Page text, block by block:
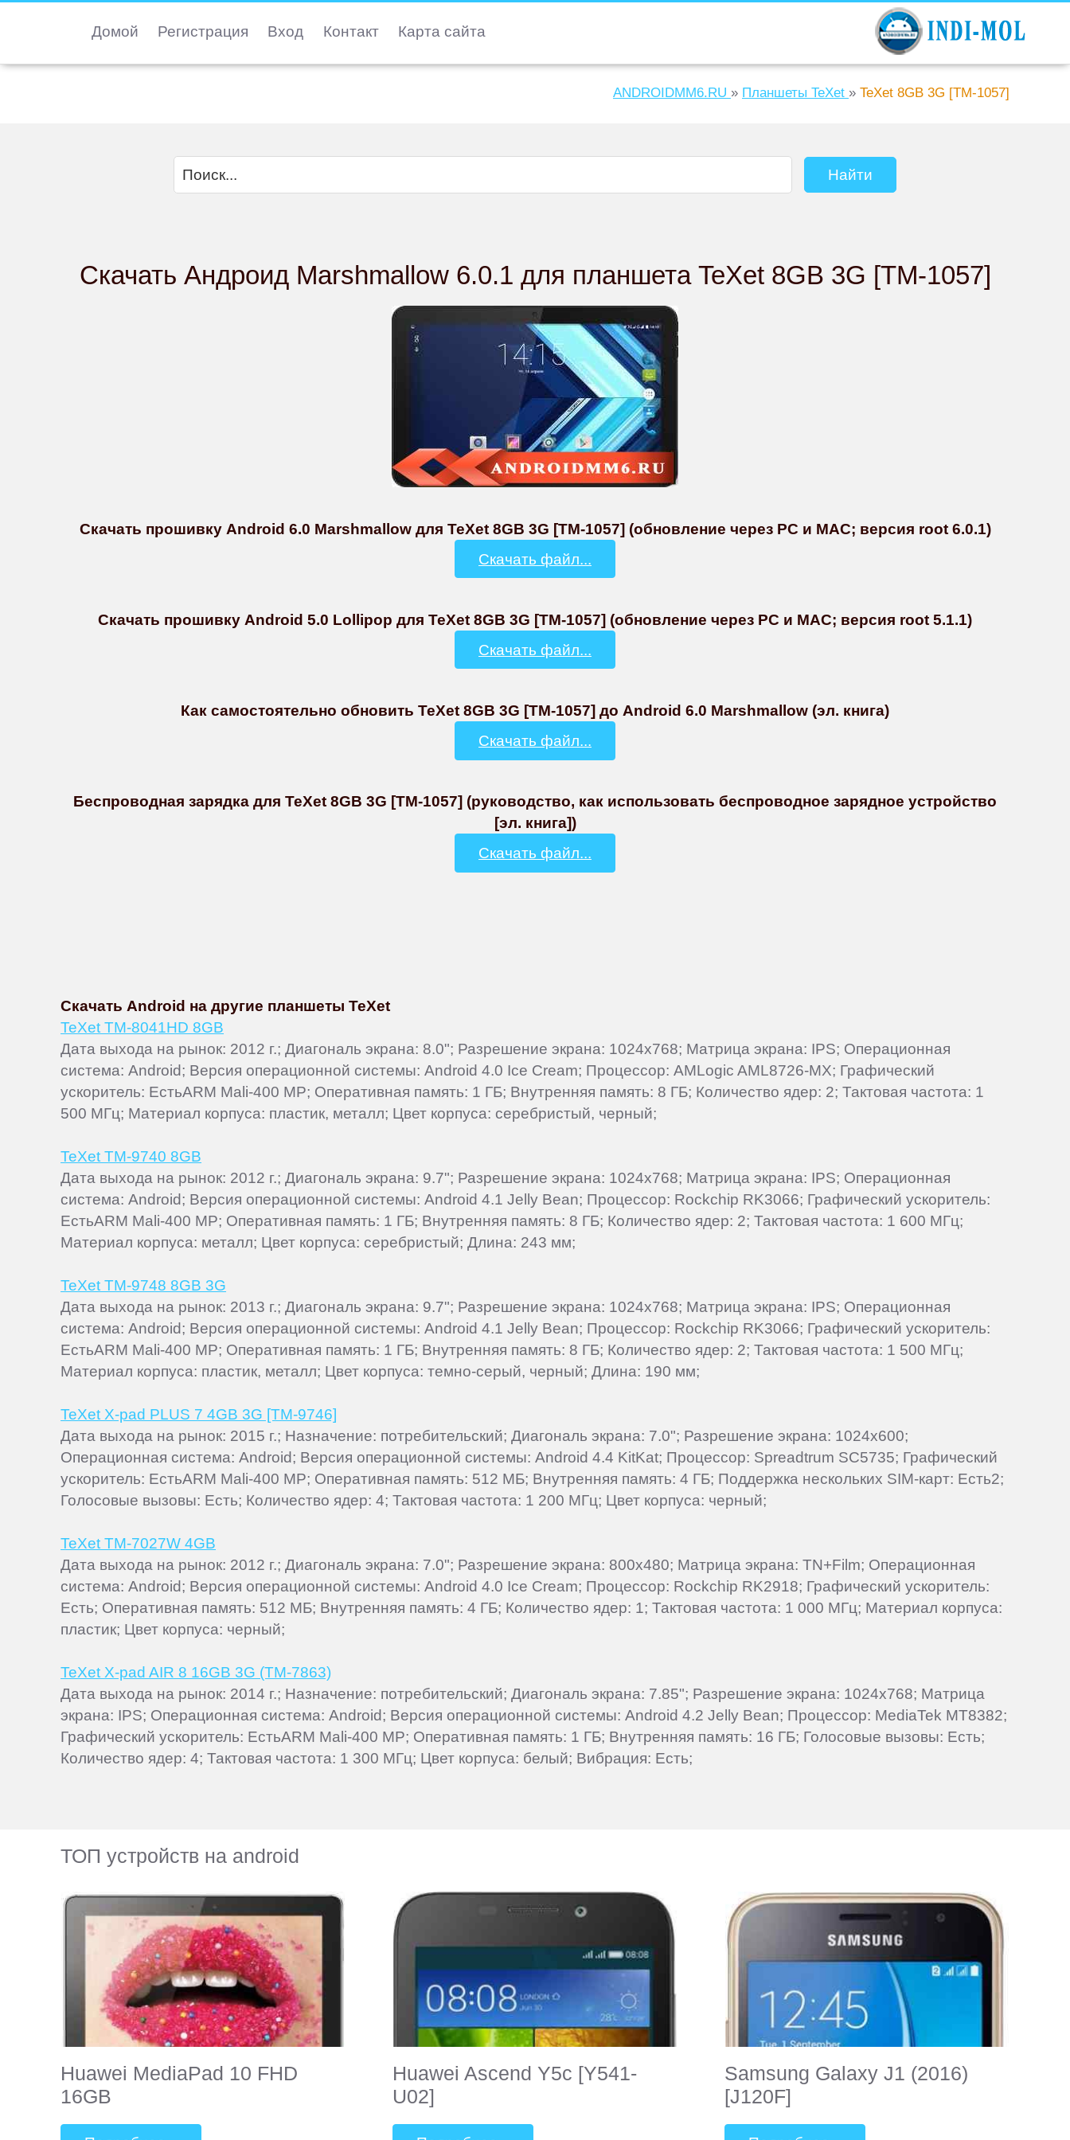
Домой Регистрация Вход Контакт Карта сайта
ANDROIDMM6.RU » Планшеты TeXet » TeXet 8GB 3G [TM-1057]
Скачать Андроид Marshmallow 6.0.1 для планшета TeXet 8GB 3G [TM-1057]
Скачать прошивку Android 6.0 Marshmallow для TeXet 8GB 3G [TM-1057] (обновление через PC и MAC; версия root 6.0.1)
Скачать файл...
Скачать прошивку Android 5.0 Lollipop для TeXet 8GB 3G [TM-1057] (обновление через PC и MAC; версия root 5.1.1)
Скачать файл...
Как самостоятельно обновить TeXet 8GB 3G [TM-1057] до Android 6.0 Marshmallow (эл. книга)
Скачать файл...
Беспроводная зарядка для TeXet 8GB 3G [TM-1057] (руководство, как использовать беспроводное зарядное устройство
[эл. книга])
Скачать файл...
Скачать Android на другие планшеты TeXet
TeXet TM-8041HD 8GB
Дата выхода на рынок: 2012 г.; Диагональ экрана: 8.0"; Разрешение экрана: 1024x768; Матрица экрана: IPS; Операционная
система: Android; Версия операционной системы: Android 4.0 Ice Cream; Процессор: AMLogic AML8726-MX; Графический
ускоритель: ЕстьARM Mali-400 MP; Оперативная память: 1 ГБ; Внутренняя память: 8 ГБ; Количество ядер: 2; Тактовая частота: 1
500 МГц; Материал корпуса: пластик, металл; Цвет корпуса: серебристый, черный;
TeXet TM-9740 8GB
Дата выхода на рынок: 2012 г.; Диагональ экрана: 9.7"; Разрешение экрана: 1024x768; Матрица экрана: IPS; Операционная
система: Android; Версия операционной системы: Android 4.1 Jelly Bean; Процессор: Rockchip RK3066; Графический ускоритель:
ЕстьARM Mali-400 MP; Оперативная память: 1 ГБ; Внутренняя память: 8 ГБ; Количество ядер: 2; Тактовая частота: 1 600 МГц;
Материал корпуса: металл; Цвет корпуса: серебристый; Длина: 243 мм;
TeXet TM-9748 8GB 3G
Дата выхода на рынок: 2013 г.; Диагональ экрана: 9.7"; Разрешение экрана: 1024x768; Матрица экрана: IPS; Операционная
система: Android; Версия операционной системы: Android 4.1 Jelly Bean; Процессор: Rockchip RK3066; Графический ускоритель:
ЕстьARM Mali-400 MP; Оперативная память: 1 ГБ; Внутренняя память: 8 ГБ; Количество ядер: 2; Тактовая частота: 1 500 МГц;
Материал корпуса: пластик, металл; Цвет корпуса: темно-серый, черный; Длина: 190 мм;
TeXet X-pad PLUS 7 4GB 3G [TM-9746]
Дата выхода на рынок: 2015 г.; Назначение: потребительский; Диагональ экрана: 7.0"; Разрешение экрана: 1024x600;
Операционная система: Android; Версия операционной системы: Android 4.4 KitKat; Процессор: Spreadtrum SC5735; Графический
ускоритель: ЕстьARM Mali-400 MP; Оперативная память: 512 МБ; Внутренняя память: 4 ГБ; Поддержка нескольких SIM-карт: Есть2;
Голосовые вызовы: Есть; Количество ядер: 4; Тактовая частота: 1 200 МГц; Цвет корпуса: черный;
TeXet TM-7027W 4GB
Дата выхода на рынок: 2012 г.; Диагональ экрана: 7.0"; Разрешение экрана: 800x480; Матрица экрана: TN+Film; Операционная
система: Android; Версия операционной системы: Android 4.0 Ice Cream; Процессор: Rockchip RK2918; Графический ускоритель:
Есть; Оперативная память: 512 МБ; Внутренняя память: 4 ГБ; Количество ядер: 1; Тактовая частота: 1 000 МГц; Материал корпуса:
пластик; Цвет корпуса: черный;
TeXet X-pad AIR 8 16GB 3G (TM-7863)
Дата выхода на рынок: 2014 г.; Назначение: потребительский; Диагональ экрана: 7.85"; Разрешение экрана: 1024x768; Матрица
экрана: IPS; Операционная система: Android; Версия операционной системы: Android 4.2 Jelly Bean; Процессор: MediaTek MT8382;
Графический ускоритель: ЕстьARM Mali-400 MP; Оперативная память: 1 ГБ; Внутренняя память: 16 ГБ; Голосовые вызовы: Есть;
Количество ядер: 4; Тактовая частота: 1 300 МГц; Цвет корпуса: белый; Вибрация: Есть;
ТОП устройств на android
Huawei MediaPad 10 FHD
16GB
Huawei Ascend Y5c [Y541-
U02]
Samsung Galaxy J1 (2016)
[J120F]